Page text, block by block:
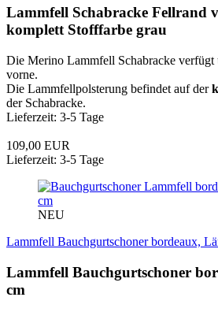
Lammfell Schabracke Fellrand
komplett Stofffarbe grau
Die Merino Lammfell Schabracke verfügt
vorne.
Die Lammfellpolsterung befindet auf der
der Schabracke.
Lieferzeit: 3-5 Tage
109,00 EUR
Lieferzeit: 3-5 Tage
NEU
Lammfell Bauchgurtschoner bordeaux,
Lammfell Bauchgurtschoner
cm